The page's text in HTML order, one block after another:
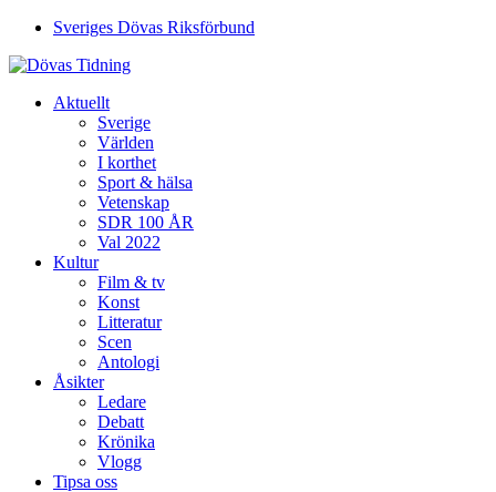
Sveriges Dövas Riksförbund
Aktuellt
Sverige
Världen
I korthet
Sport & hälsa
Vetenskap
SDR 100 ÅR
Val 2022
Kultur
Film & tv
Konst
Litteratur
Scen
Antologi
Åsikter
Ledare
Debatt
Krönika
Vlogg
Tipsa oss